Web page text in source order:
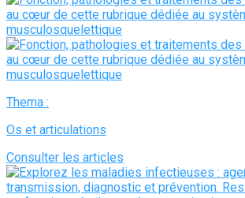
Thema :
Os et articulations
Consulter les articles